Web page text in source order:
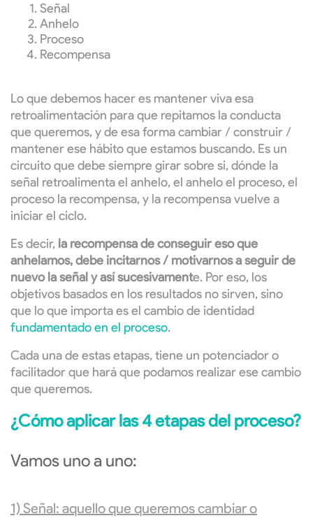
Señal
Anhelo
Proceso
Recompensa
Lo que debemos hacer es mantener viva esa
retroalimentación para que repitamos la conducta
que queremos, y de esa forma cambiar / construir /
mantener ese hábito que estamos buscando. Es un
circuito que debe siempre girar sobre si, dónde la
señal retroalimenta el anhelo, el anhelo el proceso, el
proceso la recompensa, y la recompensa vuelve a
iniciar el ciclo.
Es decir, la recompensa de conseguir eso que
anhelamos, debe incitarnos / motivarnos a seguir de
nuevo la señal y así sucesivamente. Por eso, los
objetivos basados en los resultados no sirven, sino
que lo que importa es el cambio de identidad
fundamentado en el proceso.
Cada una de estas etapas, tiene un potenciador o
facilitador que hará que podamos realizar ese cambio
que queremos.
¿Cómo aplicar las 4 etapas del proceso?
Vamos uno a uno:
1) Señal: aquello que queremos cambiar o